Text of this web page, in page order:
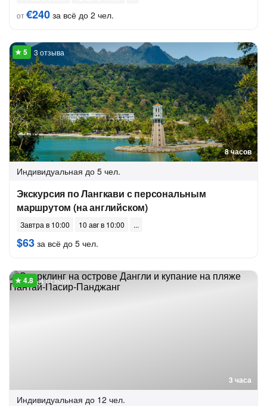
от€240 за всё до 2 чел.
8 часов
3 отзыва
Индивидуальная до 5 чел.
Экскурсия по Лангкави с персональным
маршрутом (на английском)
Завтра в 10:00 10 авг в 10:00
$63 за всё до 5 чел.
3 часа
4 отзыва
Индивидуальная до 12 чел.